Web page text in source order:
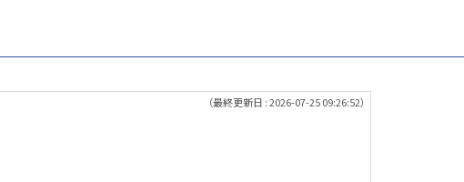
（最終更新日 : 2026-07-25 09:26:52）